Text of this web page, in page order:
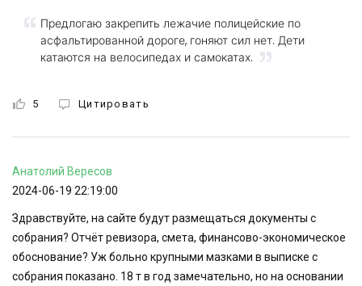
Предлогаю закрепить лежачие полицейские по
асфальтированной дороге, гоняют сил нет. Дети
катаются на велосипедах и самокатах.
5 Цитировать
Анатолий Вересов
2024-06-19 22:19:00
Здравствуйте, на сайте будут размещаться документы с
собрания? Отчёт ревизора, смета, финансово-экономическое
обоснование? Уж больно крупными мазками в выписке с
собрания показано. 18 т в год замечательно, но на основании